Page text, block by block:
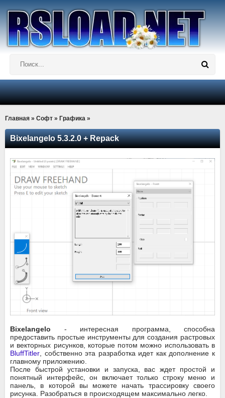
Главная » Софт » Графика »
Bixelangelo 5.3.2.0 + Repack
Bixelangelo - интересная программа, способна
предоставить простые инструменты для создания растровых
и векторных рисунков, которые потом можно использовать в
BluffTitler , собственно эта разработка идет как дополнение к
главному приложению.
После быстрой установки и запуска, вас ждет простой и
понятный интерфейс, он включает только строку меню и
панель, в которой вы можете начать трассировку своего
рисунка. Разобраться в происходящем максимально легко.